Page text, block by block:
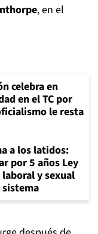
, en el
celebra en
en el TC por
le resta
a los latidos:
por 5 años Ley
y sexual